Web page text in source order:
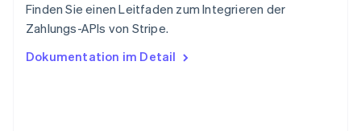
Finden Sie einen Leitfaden zum Integrieren der
Zahlungs-APIs von Stripe.
Dokumentation im Detail
Tschechische Republik
English
English